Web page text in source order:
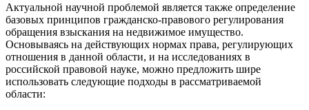
Актуальной научной проблемой является также определение
базовых принципов гражданско-правового регулирования
обращения взыскания на недвижимое имущество.
Основываясь на действующих нормах права, регулирующих
отношения в данной области, и на исследованиях в
российской правовой науке, можно предложить шире
использовать следующие подходы в рассматриваемой
области: